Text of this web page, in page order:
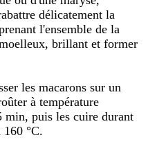
délicatement la
l'ensemble de la
brillant et former
les macarons sur un
à température
min, puis les cuire durant
°C.